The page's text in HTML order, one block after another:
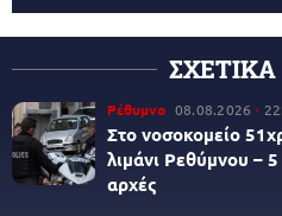
Ρέθυμνο 08.08.2026
Στο νοσοκομείο
λιμάνι Ρεθύμνου –
αρχές